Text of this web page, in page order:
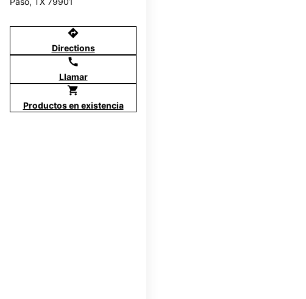
directions
Directions
call
Llamar
shopping_cart
Productos en existencia